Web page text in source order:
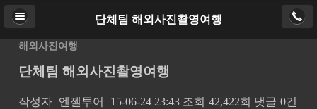
단체팀 해외사진촬영여행
해외사진여행
단체팀 해외사진촬영여행
작성자 엔젤투어 15-06-24 23:43 조회 42,422회 댓글 0건
로그인
Copyright ⓒhttp://ajtour.kr